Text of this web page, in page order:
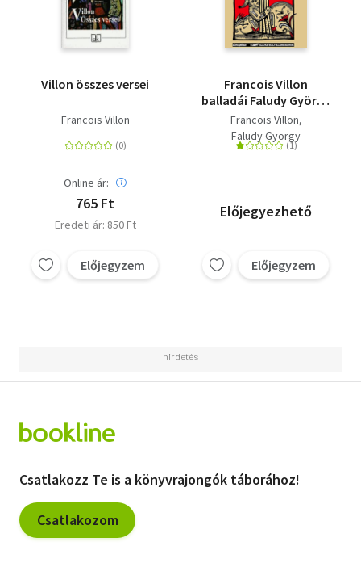
Villon összes versei
Francois Villon
Online ár:
765 Ft
Eredeti ár: 850 Ft
Előjegyzem
Francois Villon
balladái Faludy György
átköltésében
Francois Villon
Faludy György
Előjegyezhető
Előjegyzem
Csatlakozz Te is a könyvrajongók táborához!
Csatlakozom